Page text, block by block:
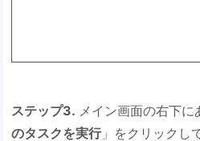
ステップ3. メイン画面の右下
のタスクを実行」をクリックし